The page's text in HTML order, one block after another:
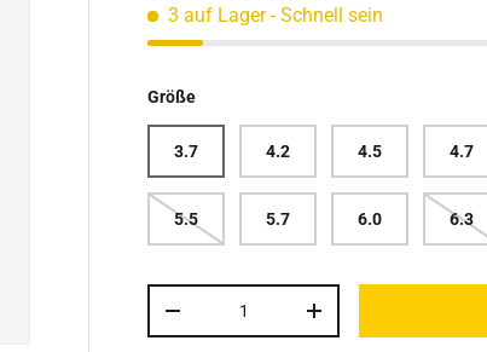
3 auf Lager - Schnell sein
Größe
3.7 4.2 4.5 4.7
5.5 5.7 6.0 6.3
MENGE VERRINGERNMENGE ERHÖHEN